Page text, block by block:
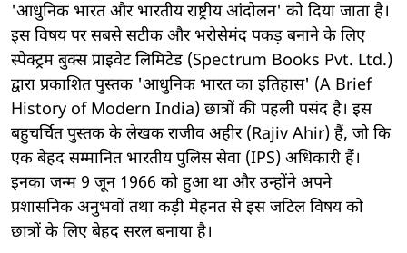
'आधुनिक भारत और भारतीय राष्ट्रीय आंदोलन' को दिया जाता है।
इस विषय पर सबसे सटीक और भरोसेमंद पकड़ बनाने के लिए
स्पेक्ट्रम बुक्स प्राइवेट लिमिटेड (Spectrum Books Pvt. Ltd.)
द्वारा प्रकाशित पुस्तक 'आधुनिक भारत का इतिहास' (A Brief
History of Modern India) छात्रों की पहली पसंद है। इस
बहुचर्चित पुस्तक के लेखक राजीव अहीर (Rajiv Ahir) हैं, जो कि
एक बेहद सम्मानित भारतीय पुलिस सेवा (IPS) अधिकारी हैं।
इनका जन्म 9 जून 1966 को हुआ था और उन्होंने अपने
प्रशासनिक अनुभवों तथा कड़ी मेहनत से इस जटिल विषय को
छात्रों के लिए बेहद सरल बनाया है।